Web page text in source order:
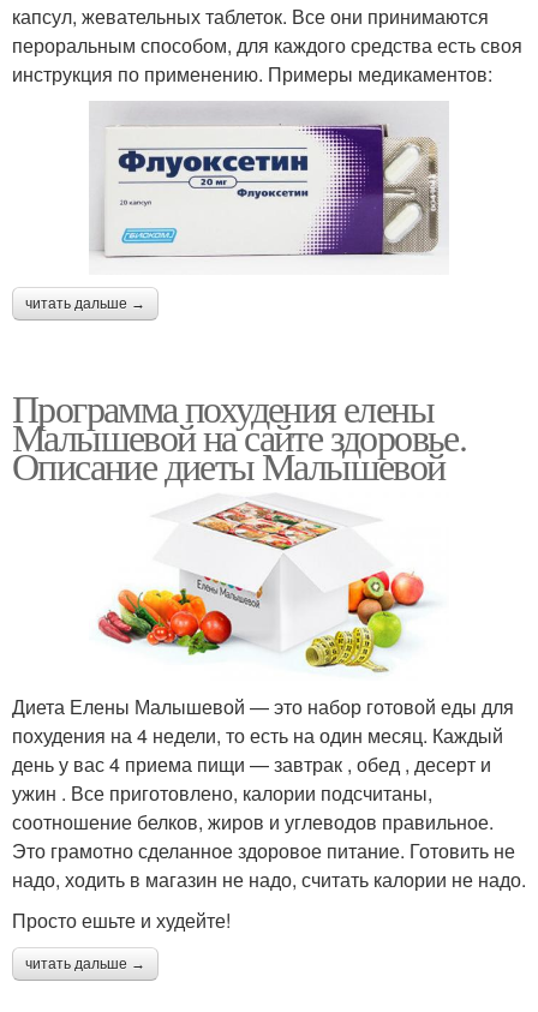
капсул, жевательных таблеток. Все они принимаются
пероральным способом, для каждого средства есть своя
инструкция по применению. Примеры медикаментов:
читать дальше →
Программа похудения елены
Малышевой на сайте здоровье.
Описание диеты Малышевой
Диета Елены Малышевой — это набор готовой еды для
похудения на 4 недели, то есть на один месяц. Каждый
день у вас 4 приема пищи — завтрак , обед , десерт и
ужин . Все приготовлено, калории подсчитаны,
соотношение белков, жиров и углеводов правильное.
Это грамотно сделанное здоровое питание. Готовить не
надо, ходить в магазин не надо, считать калории не надо.
Просто ешьте и худейте!
читать дальше →